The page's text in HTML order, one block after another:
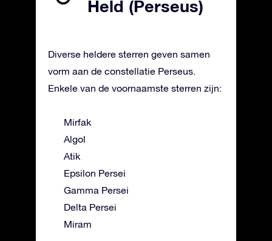
Held (Perseus)
Diverse heldere sterren geven samen
vorm aan de constellatie Perseus.
Enkele van de voornaamste sterren zijn:
Mirfak
Algol
Atik
Epsilon Persei
Gamma Persei
Delta Persei
Miram